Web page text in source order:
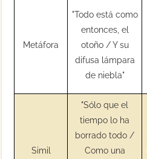
Metáfora
"Todo está como
entonces, el
otoño / Y su
difusa lámpara
de niebla"
Simil
"Sólo que el
tiempo lo ha
borrado todo /
Como una